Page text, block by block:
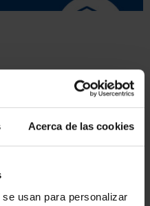
Acerca de las cookies
usan para personalizar